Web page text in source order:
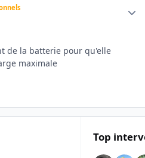
de la batterie pour qu'elle
maximale
Top